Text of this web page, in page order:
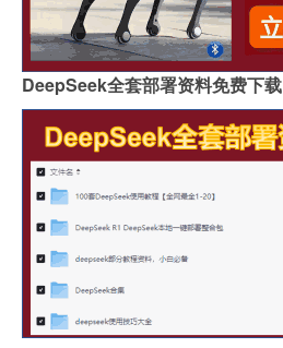
DeepSeek全套部署资料免费下载